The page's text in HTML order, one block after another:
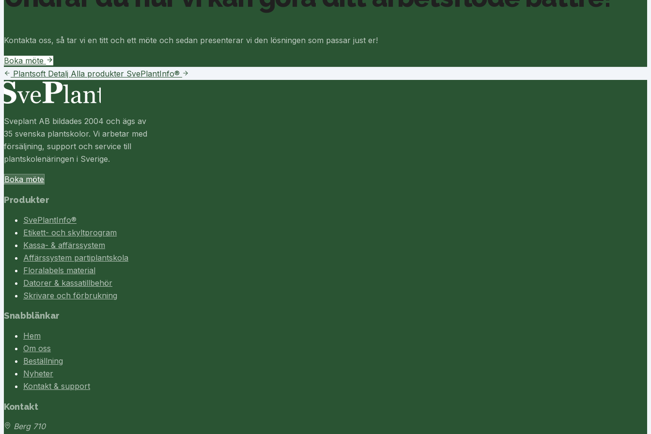
Kontakta oss, så tar vi en titt och ett möte och sedan presenterar vi den lösningen som passar just er!
Boka möte
Plantsoft Detalj Alla produkter SvePlantInfo®
Sveplant AB bildades 2004 och ägs av
35 svenska plantskolor. Vi arbetar med
försäljning, support och service till
plantskolenäringen i Sverige.
Boka möte
Produkter
SvePlantInfo®
Etikett- och skyltprogram
Kassa- & affärssystem
Affärssystem partiplantskola
Floralabels material
Datorer & kassatillbehör
Skrivare och förbrukning
Snabblänkar
Hem
Om oss
Beställning
Nyheter
Kontakt & support
Kontakt
Berg 710